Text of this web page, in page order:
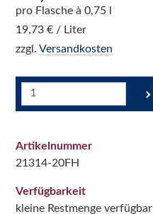
pro Flasche à 0,75 l
19,73 € / Liter
zzgl. Versandkosten
Artikelnummer
21314-20FH
Verfügbarkeit
kleine Restmenge verfügbar